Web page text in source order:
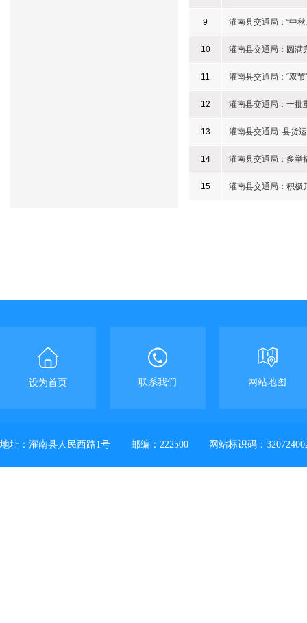
9 灌南县交通局：“中
10 灌南县交通局：圆满
11 灌南县交通局：“双
12 灌南县交通局：一批
13 灌南县交通局: 县货
14 灌南县交通局：多举
15 灌南县交通局：积极
设为首页 联系我们 网站地图
地址：灌南县人民西路1号 邮编：222500 网站标识码：